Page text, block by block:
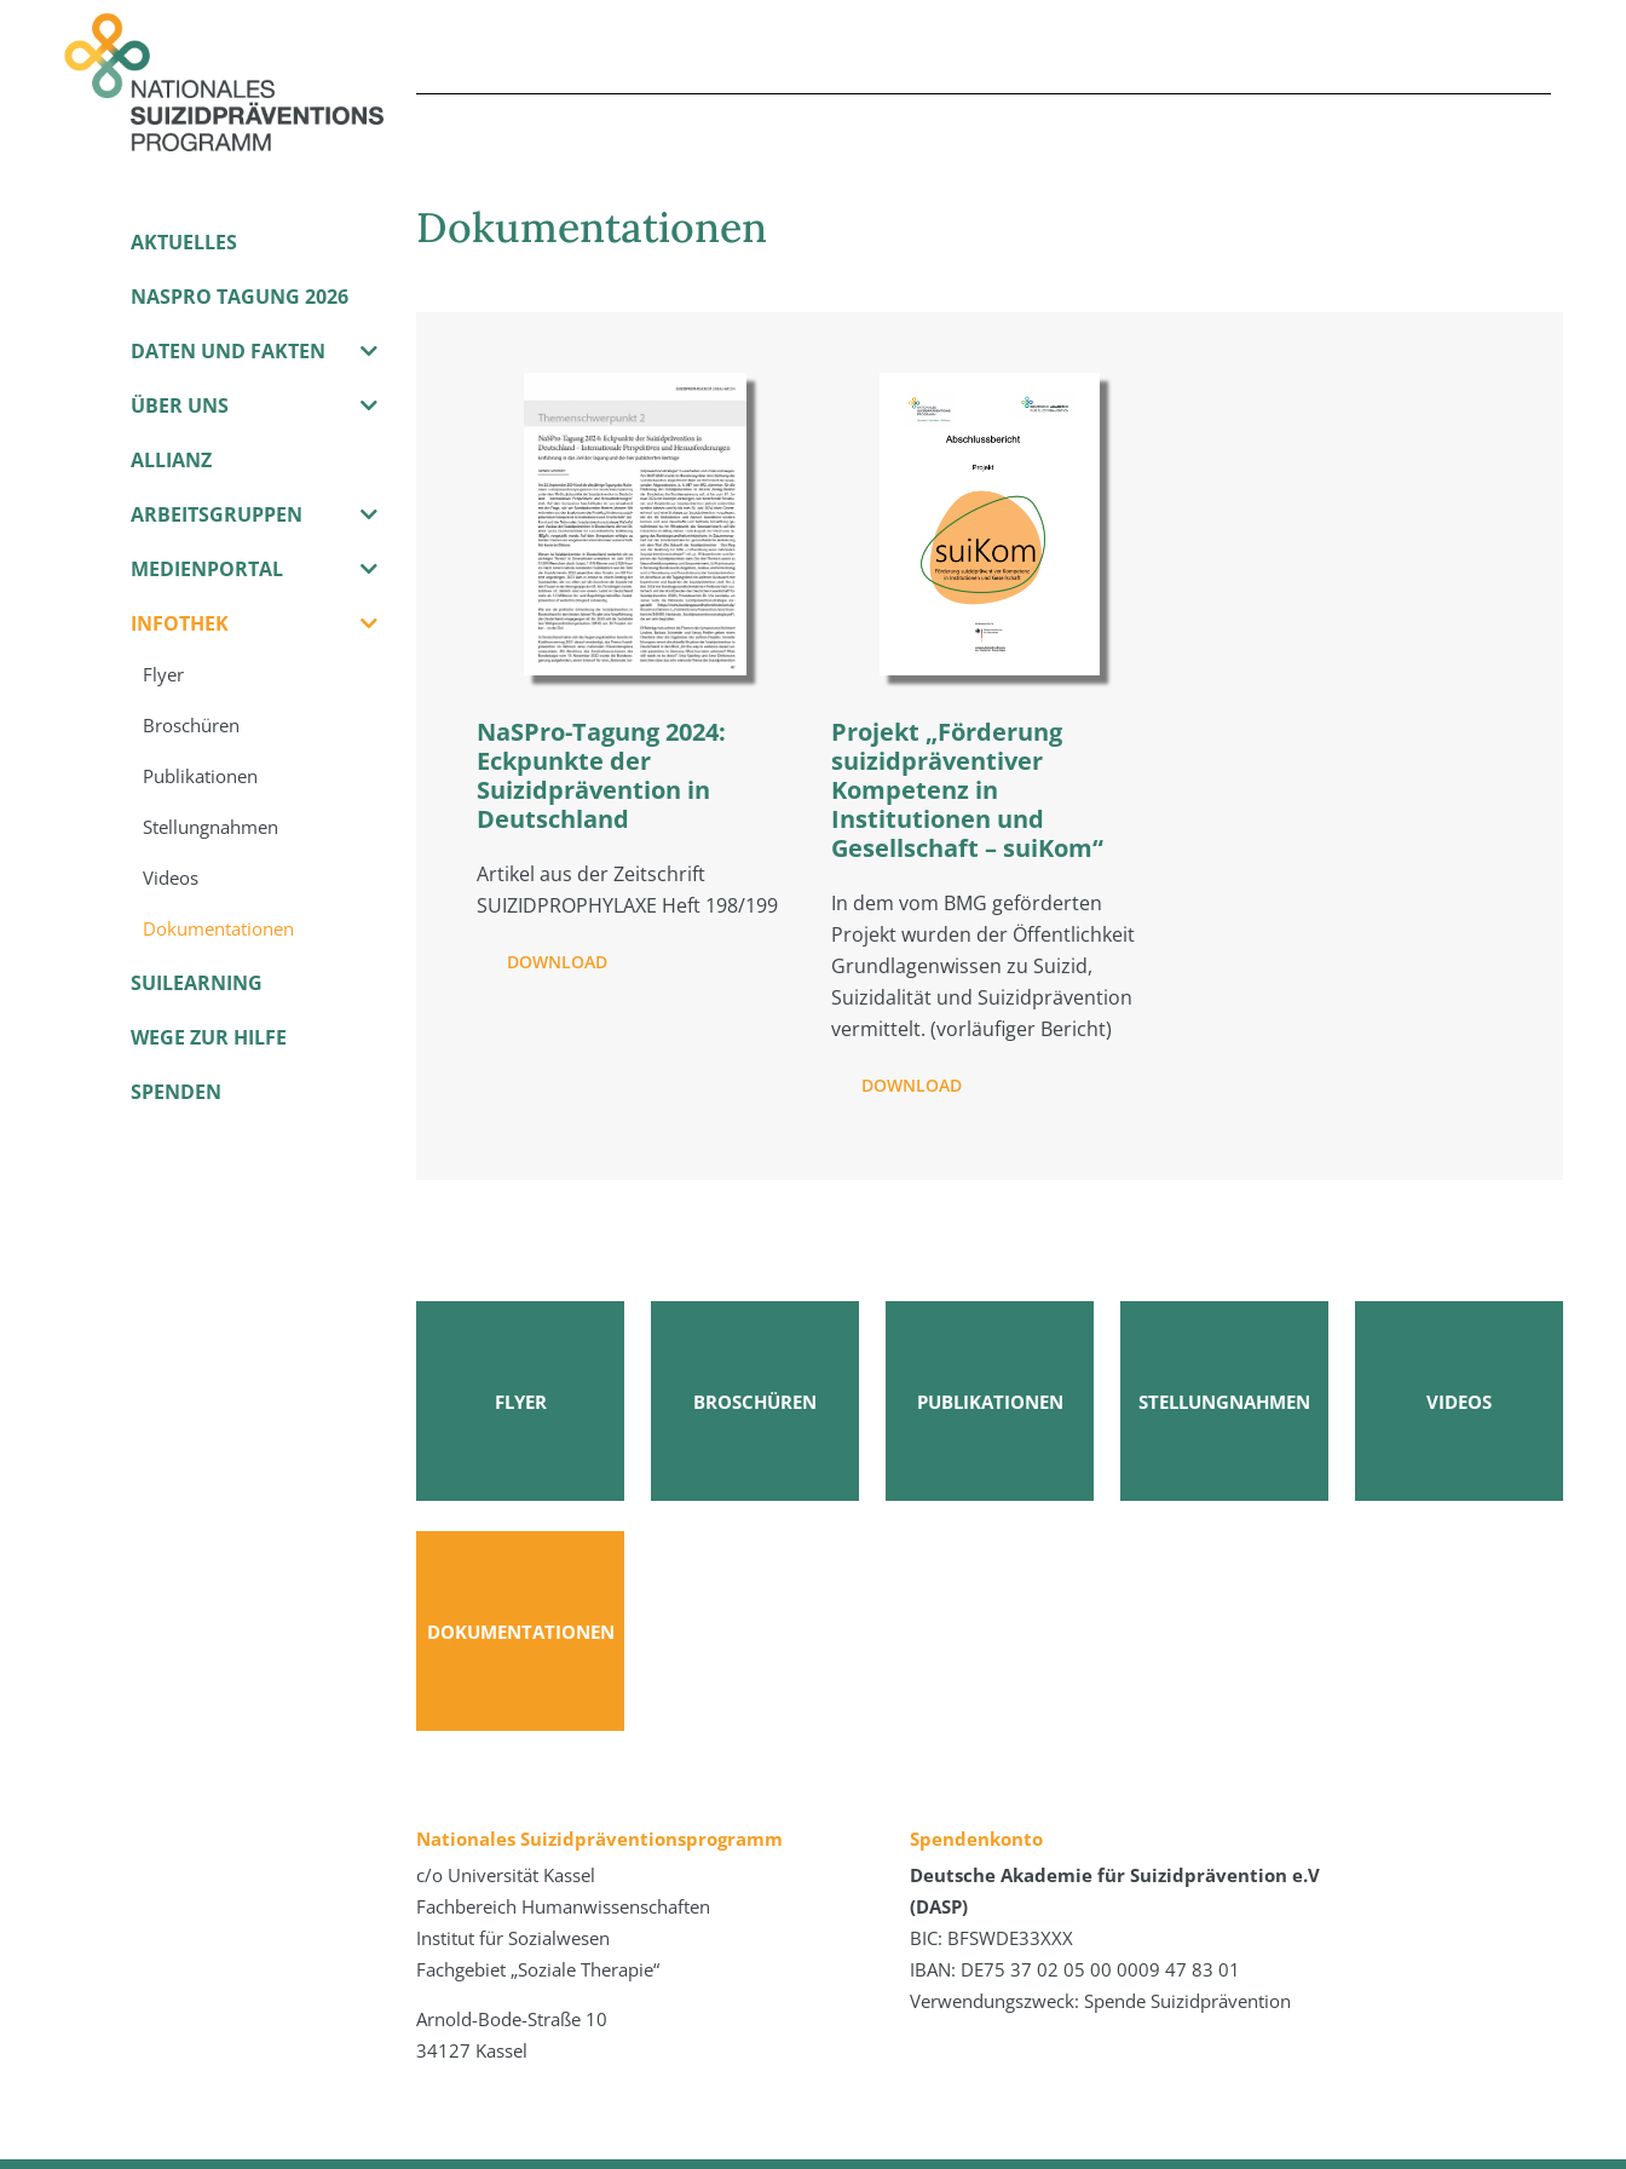
AKTUELLES
NASPRO TAGUNG 2026
DATEN UND FAKTEN
ÜBER UNS
ALLIANZ
ARBEITSGRUPPEN
MEDIENPORTAL
INFOTHEK
Flyer
Broschüren
Publikationen
Stellungnahmen
Videos
Dokumentationen
SUILEARNING
WEGE ZUR HILFE
SPENDEN
Dokumentationen
NaSPro-Tagung 2024:
Eckpunkte der
Suizidprävention in
Deutschland
Artikel aus der Zeitschrift
SUIZIDPROPHYLAXE Heft 198/199
DOWNLOAD
Projekt „Förderung
suizidpräventiver
Kompetenz in
Institutionen und
Gesellschaft – suiKom“
In dem vom BMG geförderten
Projekt wurden der Öffentlichkeit
Grundlagenwissen zu Suizid,
Suizidalität und Suizidprävention
vermittelt. (vorläufiger Bericht)
DOWNLOAD
FLYER BROSCHÜREN PUBLIKATIONEN STELLUNGNAHMEN VIDEOS
DOKUMENTATIONEN
Nationales Suizidpräventionsprogramm
c/o Universität Kassel
Fachbereich Humanwissenschaften
Institut für Sozialwesen
Fachgebiet „Soziale Therapie“
Arnold-Bode-Straße 10
34127 Kassel
Spendenkonto
Deutsche Akademie für Suizidprävention e.V
(DASP)
BIC: BFSWDE33XXX
IBAN: DE75 37 02 05 00 0009 47 83 01
Verwendungszweck: Spende Suizidprävention